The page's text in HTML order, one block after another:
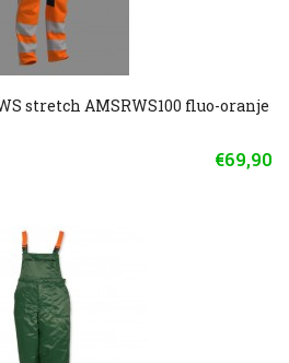
stretch AMSRWS100 fluo-oranje
€69,90